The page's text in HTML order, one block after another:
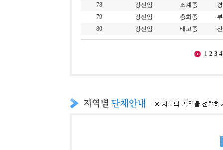
78
강선암 조계종
79
강선암 총화종
80
강선암 태고종
1 2 3 4